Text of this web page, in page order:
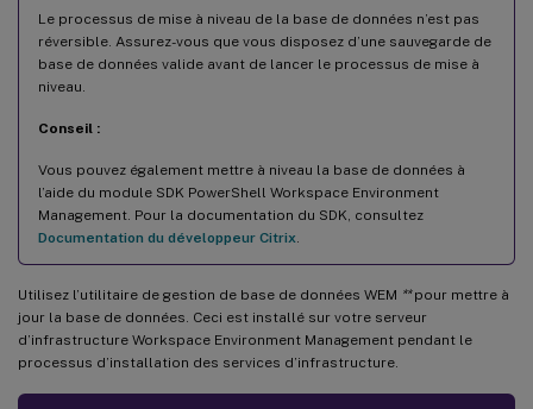
Le processus de mise à niveau de la base de données n’est pas
réversible. Assurez-vous que vous disposez d’une sauvegarde de
base de données valide avant de lancer le processus de mise à
niveau.
Conseil :
Vous pouvez également mettre à niveau la base de données à
l’aide du module SDK PowerShell Workspace Environment
Management. Pour la documentation du SDK, consultez
Documentation du développeur Citrix
Utilisez l’utilitaire de gestion de base de données WEM **pour mettre à
jour la base de données. Ceci est installé sur votre serveur
d’infrastructure Workspace Environment Management pendant le
processus d’installation des services d’infrastructure.